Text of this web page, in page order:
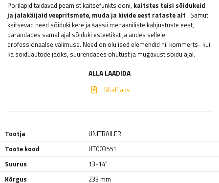
Porilapid täidavad peamist kaitsefunktsiooni, kaitstes teisi sõidukeid
ja jalakäijaid veepritsmete, muda ja kivide eest rataste alt . Samuti
kaitsevad need sõiduki kere ja šassii mehaaniliste kahjustuste eest,
parandades samal ajal sõiduki esteetikat ja andes sellele
professionaalse välimuse. Need on olulised elemendid nii kommerts- kui
ka sõiduautode jaoks, suurendades ohutust ja mugavust sõidu ajal.
ALLA LAADIDA
Mudflaps
Tootja
UNITRAILER
Toote kood
UT003551
Suurus
13-14"
Kõrgus
233 mm